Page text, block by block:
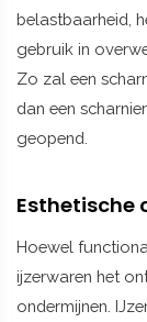
belastbaarheid,
gebruik in
Zo zal een
dan een
geopend.
Esthetische
Hoewel
ijzerwaren het
ondermijnen.